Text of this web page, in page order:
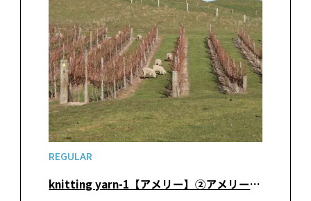
さまの手元に届くまでの過程を、引き続き追い
かけてみましょう。
REGULAR
knitting yarn-1【アメリー】②アメリーができるまで１ ニュージーランドの羊たち